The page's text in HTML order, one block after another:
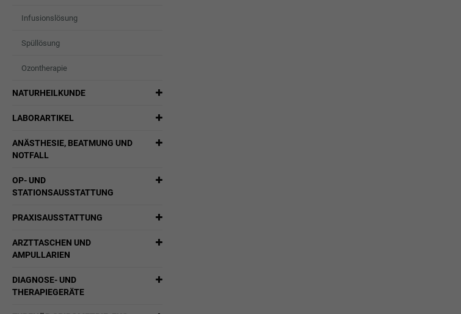
Infusionslösung
Spüllösung
Ozontherapie
NATURHEILKUNDE
LABORARTIKEL
ANÄSTHESIE, BEATMUNG UND
NOTFALL
OP- UND
STATIONSAUSSTATTUNG
PRAXISAUSSTATTUNG
ARZTTASCHEN UND
AMPULLARIEN
DIAGNOSE- UND
THERAPIEGERÄTE